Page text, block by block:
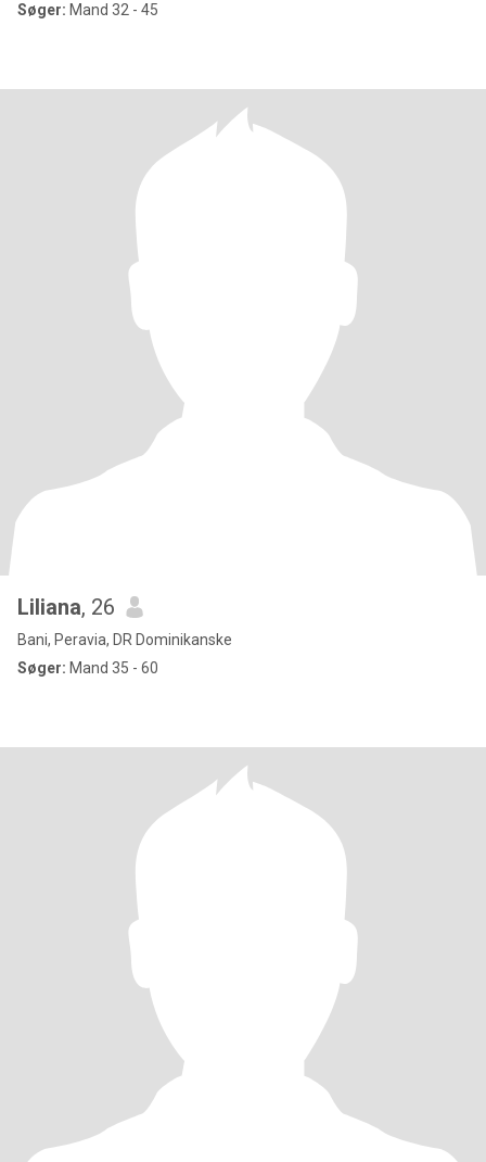
Søger: Mand 32 - 45
Liliana, 26
Bani, Peravia, DR Dominikanske
Søger: Mand 35 - 60